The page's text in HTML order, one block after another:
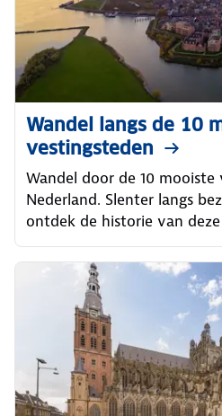
Wandel langs de 10
vestingsteden
Wandel door de 10
Nederland. Slenter langs
ontdek de historie van